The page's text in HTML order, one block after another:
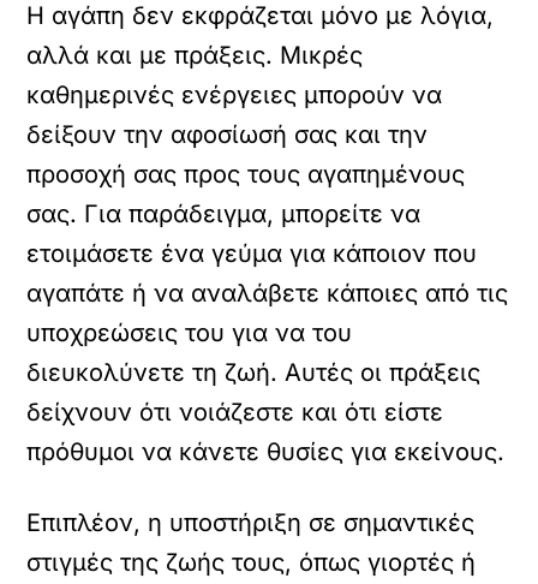
Η αγάπη δεν εκφράζεται μόνο με λόγια,
αλλά και με πράξεις. Μικρές
καθημερινές ενέργειες μπορούν να
δείξουν την αφοσίωσή σας και την
προσοχή σας προς τους αγαπημένους
σας. Για παράδειγμα, μπορείτε να
ετοιμάσετε ένα γεύμα για κάποιον που
αγαπάτε ή να αναλάβετε κάποιες από τις
υποχρεώσεις του για να του
διευκολύνετε τη ζωή. Αυτές οι πράξεις
δείχνουν ότι νοιάζεστε και ότι είστε
πρόθυμοι να κάνετε θυσίες για εκείνους.
Επιπλέον, η υποστήριξη σε σημαντικές
στιγμές της ζωής τους, όπως γιορτές ή